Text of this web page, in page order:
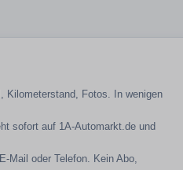
Kilometerstand, Fotos. In wenigen
sofort auf 1A-Automarkt.de und
Mail oder Telefon. Kein Abo,